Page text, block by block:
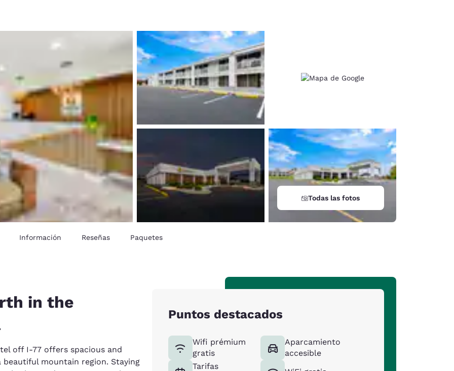
España
Español
France France
English
Italia
Italiano
New Zealand Todas las fotos
Información Reseñas Paquetes
in the
off I-77 offers spacious and
mountain region. Staying
Puntos destacados
Wifi prémium
gratis
Tarifas
Aparcamiento
accesible